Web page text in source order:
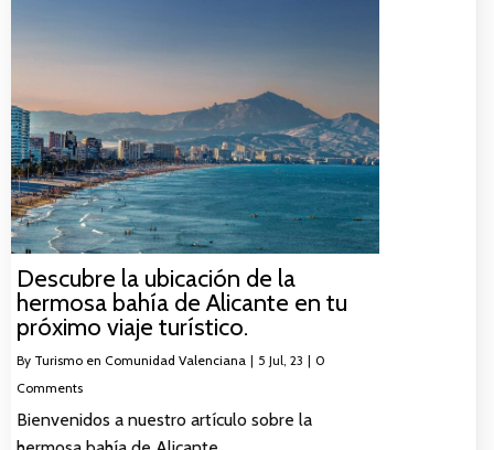
Descubre la ubicación de la
hermosa bahía de Alicante en tu
próximo viaje turístico.
By Turismo en Comunidad Valenciana | 5 Jul, 23 | 0
Comments
Bienvenidos a nuestro artículo sobre la